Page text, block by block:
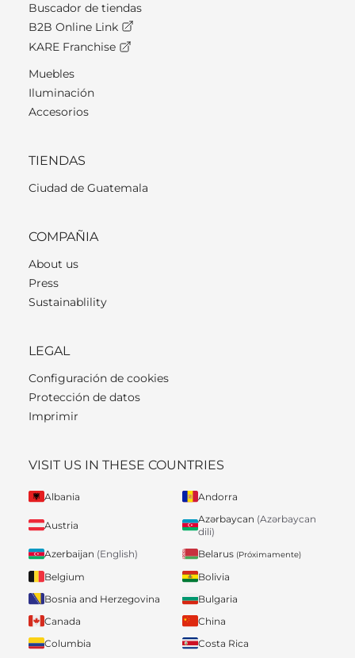
Buscador de tiendas
B2B Online Link
KARE Franchise
Muebles
Iluminación
Accesorios
TIENDAS
Ciudad de Guatemala
COMPAÑIA
About us
Press
Sustainablility
LEGAL
Configuración de cookies
Protección de datos
Imprimir
VISIT US IN THESE COUNTRIES
Albania Andorra
Austria
Azərbaycan (Azərbaycan
dili)
Azerbaijan (English) Belarus (Próximamente)
Belgium
Bolivia
Bosnia and Herzegovina
Bulgaria
Canada
China
Columbia
Costa Rica